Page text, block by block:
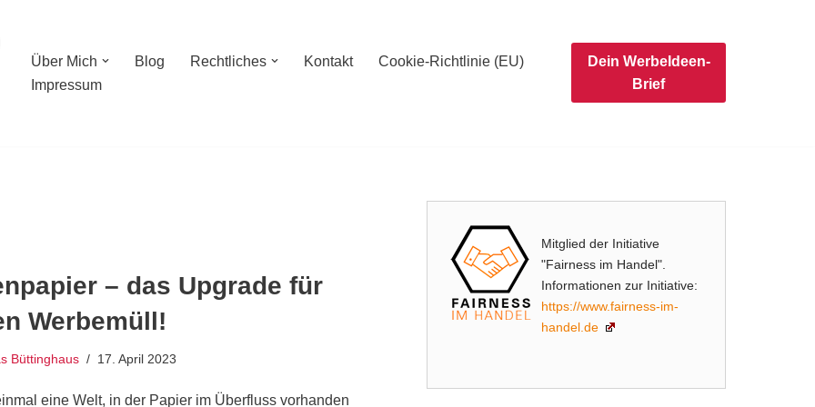
Über Mich Blog Rechtliches Kontakt
Cookie-Richtlinie (EU)
Impressum
Dein WerbeIdeen-
Brief
– das Upgrade für
Werbemüll!
Büttinghaus 17. April 2023
eine Welt, in der Papier im Überfluss vorhanden
Mitglied der Initiative
"Fairness im Handel".
Informationen zur Initiative:
https://www.fairness-im-
handel.de